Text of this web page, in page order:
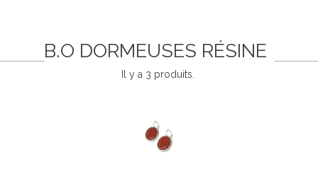
B.O DORMEUSES RÉSINE
Il y a 3 produits.